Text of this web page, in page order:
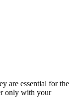
are essential for the
only with your